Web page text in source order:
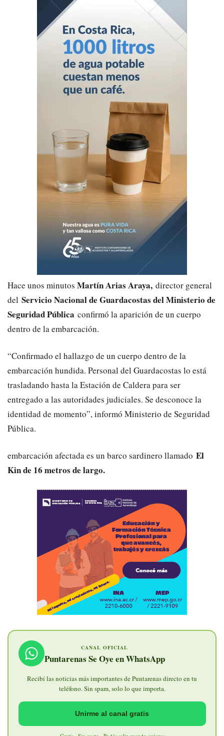
Hace unos minutos Martín Arias Araya, director general
del Servicio Nacional de Guardacostas del Ministerio de
Seguridad Pública confirmó la aparición de un cuerpo
dentro de la embarcación.
“Confirmado el hallazgo de un cuerpo dentro de la
embarcación hundida. Personal del Guardacostas lo está
trasladando hasta la Estación de Caldera para ser
entregado a las autoridades judiciales. Se desconoce la
identidad de momento”, informó Ministerio de Seguridad
Pública.
embarcación afectada es un barco sardinero llamado El
Kin de 16 metros de largo.
CANAL OFICIAL
Puntarenas Se Oye en WhatsApp
Recibí las noticias más importantes de Puntarenas directo en tu
teléfono. Sin spam, solo lo que importa.
Unirme al canal gratis